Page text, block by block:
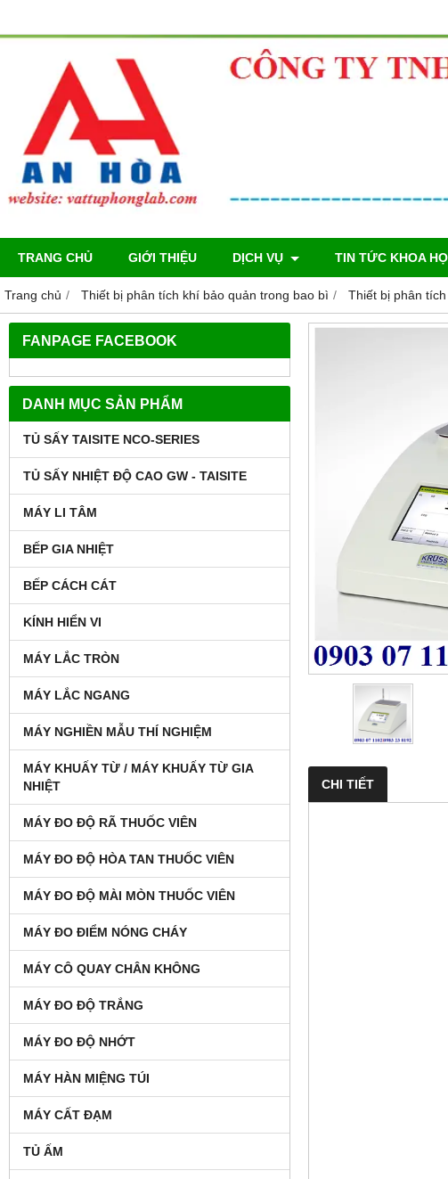
TRANG CHỦ GIỚI THIỆU DỊCH VỤ TIN TỨC KHOA
Trang chủ Thiết bị phân tích khí bảo quản trong bao bì Thiết bị phân
FANPAGE FACEBOOK
DANH MỤC SẢN PHẨM
TỦ SẤY TAISITE NCO-SERIES
TỦ SẤY NHIỆT ĐỘ CAO GW - TAISITE
MÁY LI TÂM
BẾP GIA NHIỆT
BẾP CÁCH CÁT
KÍNH HIỂN VI
MÁY LẮC TRÒN
MÁY LẮC NGANG
MÁY NGHIỀN MẪU THÍ NGHIỆM
MÁY KHUẤY TỪ / MÁY KHUẤY TỪ GIA
NHIỆT
MÁY ĐO ĐỘ RÃ THUỐC VIÊN
MÁY ĐO ĐỘ HÒA TAN THUỐC VIÊN
MÁY ĐO ĐỘ MÀI MÒN THUỐC VIÊN
MÁY ĐO ĐIỂM NÓNG CHÁY
MÁY CÔ QUAY CHÂN KHÔNG
MÁY ĐO ĐỘ TRẮNG
MÁY ĐO ĐỘ NHỚT
MÁY HÀN MIỆNG TÚI
MÁY CẤT ĐẠM
TỦ ẤM
CHI TIẾT